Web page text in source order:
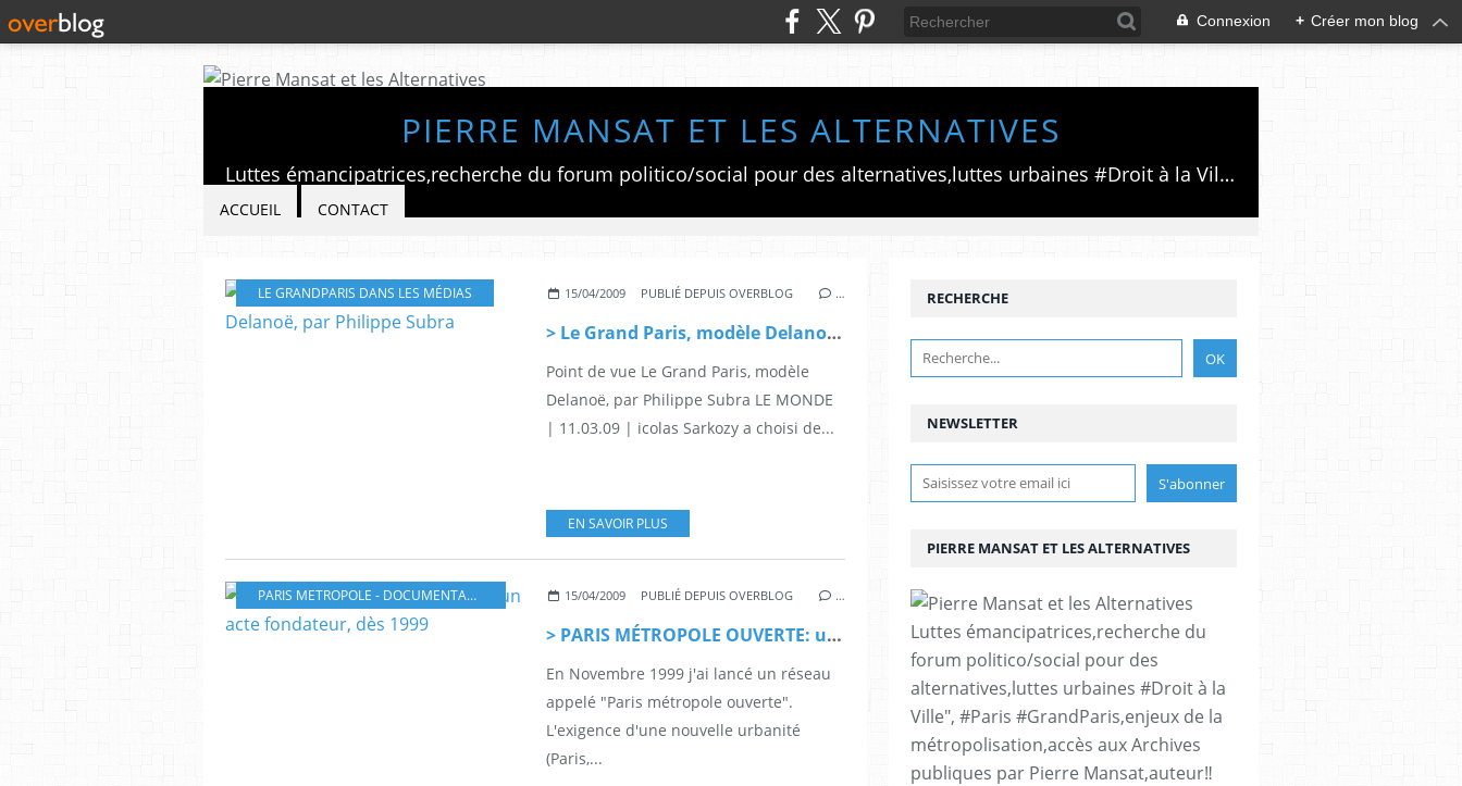
Connexion + Créer mon blog
PIERRE MANSAT ET LES ALTERNATIVES
Luttes émancipatrices,recherche du forum politico/social pour des alternatives,luttes urbaines #Droit à la Ville", #Paris #GrandParis,enjeux de la métropolisation,accès aux Archives publiques par Pierre Mansat,auteur‼️Ma vie rouge. Meutre au Grand Paris‼️[PUG]Association Josette & Maurice #Audin>bénevole Secours Populaire>Comité Laghouat-France>#Mumia #INTA
ACCUEIL CONTACT
LE GRANDPARIS DANS LES MÉDIAS 15/04/2009 PUBLIÉ DEPUIS OVERBLOG …
> Le Grand Paris, modèle Delanoë, par Philippe Subra
Point de vue Le Grand Paris, modèle
Delanoë, par Philippe Subra LE MONDE
| 11.03.09 | icolas Sarkozy a choisi de...
EN SAVOIR PLUS
PARIS METROPOLE - DOCUMENTATION 15/04/2009 PUBLIÉ DEPUIS OVERBLOG …
> PARIS MÉTROPOLE OUVERTE: un acte fondateur, dès 1999
En Novembre 1999 j'ai lancé un réseau
appelé "Paris métropole ouverte".
L'exigence d'une nouvelle urbanité
(Paris,...
NEWSLETTER
RECHERCHE
PIERRE MANSAT ET LES ALTERNATIVES
Luttes émancipatrices,recherche du
forum politico/social pour des
alternatives,luttes urbaines #Droit à la
Ville", #Paris #GrandParis,enjeux de la
métropolisation,accès aux Archives
publiques par Pierre Mansat,auteur‼️